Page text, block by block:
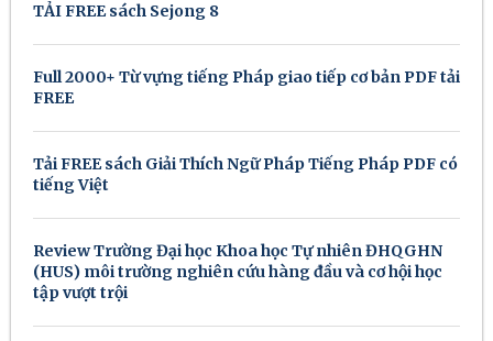
TẢI FREE sách Sejong 8
Full 2000+ Từ vựng tiếng Pháp giao tiếp cơ bản PDF tải
FREE
Tải FREE sách Giải Thích Ngữ Pháp Tiếng Pháp PDF có
tiếng Việt
Review Trường Đại học Khoa học Tự nhiên ĐHQGHN
(HUS) môi trường nghiên cứu hàng đầu và cơ hội học
tập vượt trội